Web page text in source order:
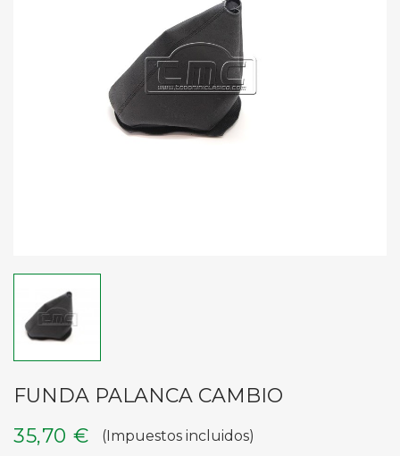
FUNDA PALANCA CAMBIO
35,70 €
(Impuestos incluidos)